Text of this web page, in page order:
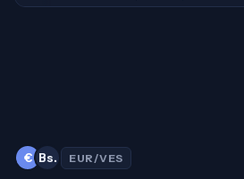
€ Bs. EUR/VES